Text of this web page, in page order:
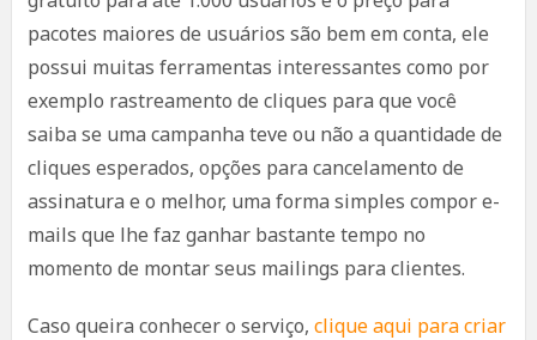
pacotes maiores de usuários são bem em conta, ele
possui muitas ferramentas interessantes como por
exemplo rastreamento de cliques para que você
saiba se uma campanha teve ou não a quantidade de
cliques esperados, opções para cancelamento de
assinatura e o melhor, uma forma simples compor e-
mails que lhe faz ganhar bastante tempo no
momento de montar seus mailings para clientes.
Caso queira conhecer o serviço, clique aqui para criar